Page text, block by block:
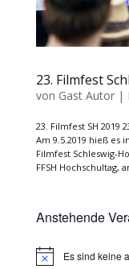
23. Filmfest
von Gast Autor|
23. Filmfest SH 2019
Am 9.5.2019 hieß es
Filmfest Schleswig-
FFSH Hochschultag,
Anstehende
HinweisEs sind keine